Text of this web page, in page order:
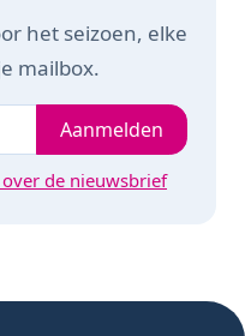
het seizoen, elke
mailbox.
mailadres
Aanmelden
de nieuwsbrief